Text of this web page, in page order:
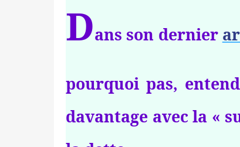
Dans son dernier
pourquoi pas,
davantage avec la «